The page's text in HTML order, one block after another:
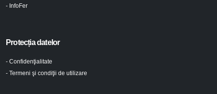
- InfoFer
Protecția datelor
- Confidenţialitate
- Termeni şi condiţii de utilizare